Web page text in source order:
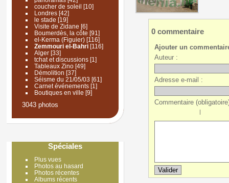
coucher de soleil [10]
Londres[42]
le stade [19]
Visite de Zidane [6]
Boumerdès, la côte [91]
el-Kerma (Figuier)[116]
Zemmouri el-Bahri[116]
Alger[33]
tchat et discussions[1]
Tableaux Zino[49]
Démolition [37]
Séisme du 21/05/03 [61]
Carnet événements[1]
Boutiques en ville [9]
3043 photos
Spéciales
Plus vues
Photos au hasard
Photos récentes
Albums récents
0 commentaire
Ajouter un
Auteur :
Adresse e-mail :
Commentaire
|